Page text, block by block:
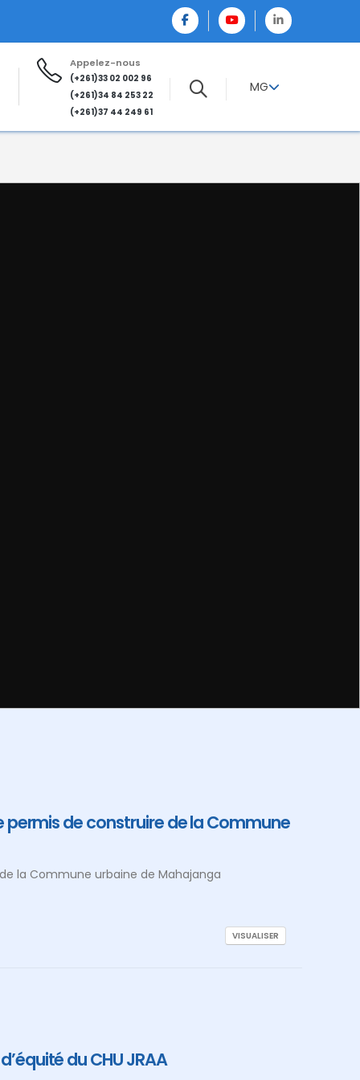
Appelez-nous
(+261)33 02 002 96
(+261)34 84 253 22
(+261)37 44 249 61
MG
de construire de la Commune
la Commune urbaine de Mahajanga
VISUALISER
du CHU JRAA